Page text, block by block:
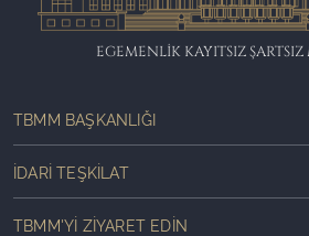
EGEMENLİK KAYITSIZ
TBMM BAŞKANLIĞI
İDARI TEŞKILAT
TBMM'YI ZIYARET EDIN